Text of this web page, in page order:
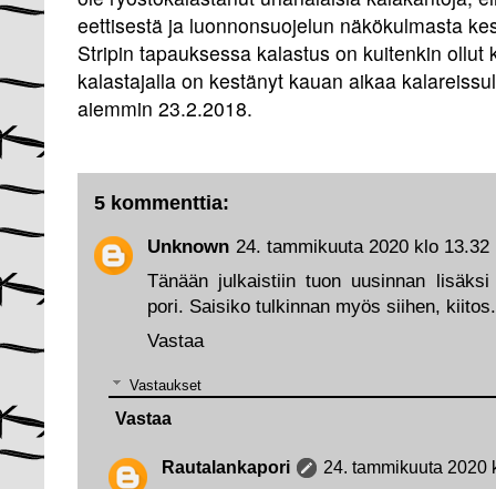
eettisestä ja luonnonsuojelun näkökulmasta
Stripin tapauksessa kalastus on kuitenkin ollut
kalastajalla on kestänyt kauan aikaa
aiemmin 23.2.2018.
5 kommenttia:
Unknown 24. tammikuuta 2020 klo 13.32
Tänään julkaistiin tuon uusinnan
pori. Saisiko tulkinnan myös siihen, kiitos.
Vastaa
Vastaukset
Rautalankapori
24. tammikuuta 2020
Vastaa